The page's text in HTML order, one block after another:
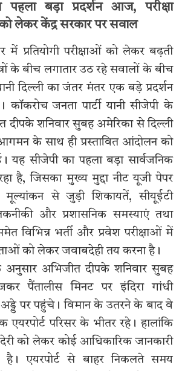
बड़ा प्रदर्शन आज, परीक्षा
लेकर केंद्र सरकार पर सवाल
में प्रतियोगी परीक्षाओं को लेकर बढ़ती
के बीच लगातार उठ रहे सवालों के बीच
दिल्ली का जंतर मंतर एक बड़े प्रदर्शन
कॉकरोच जनता पार्टी यानी सीजेपी के
दीपके शनिवार सुबह अमेरिका से दिल्ली
के साथ ही प्रस्तावित आंदोलन को
यह सीजेपी का पहला बड़ा सार्वजनिक
रहा है, जिसका मुख्य मुद्दा नीट यूजी पेपर
मूल्यांकन से जुड़ी शिकायतें, सीयूईटी
और प्रशासनिक समस्याएं तथा
विभिन्न भर्ती और प्रवेश परीक्षाओं में
को लेकर जवाबदेही तय करना है।
के अनुसार अभिजीत दीपके शनिवार सुबह
पैंतालीस मिनट पर इंदिरा गांधी
अड्डे पर पहुंचे। विमान के उतरने के बाद वे
परिसर के भीतर रहे। हालांकि
को लेकर कोई आधिकारिक जानकारी
एयरपोर्ट से बाहर निकलते समय